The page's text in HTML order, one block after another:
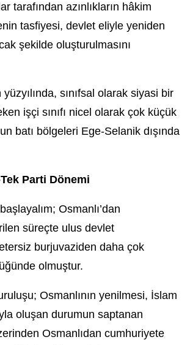
tarafından azınlıkların hâkim
tasfiyesi, devlet eliyle yeniden
şekilde oluşturulmasını
yüzyılında, sınıfsal olarak siyasi bir
işçi sınıfı nicel olarak çok küçük
batı bölgeleri Ege-Selanik dışında
Parti Dönemi
Osmanlı’dan
süreçte ulus devlet
burjuvaziden daha çok
olmuştur.
Osmanlının yenilmesi, İslam
oluşan durumun saptanan
Osmanlıdan cumhuriyete